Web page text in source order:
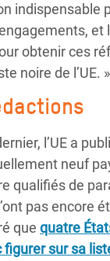
obtenir ces
noire de l’UE. »
l’UE a
neuf
qualifiés de
pas encore
que quatre
sur sa